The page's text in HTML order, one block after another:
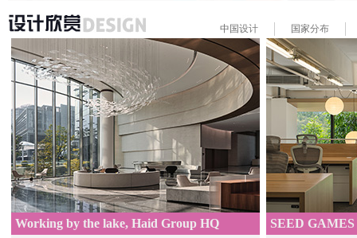
中国设计 国家分布
Working by the lake, Haid Group HQ
SEED